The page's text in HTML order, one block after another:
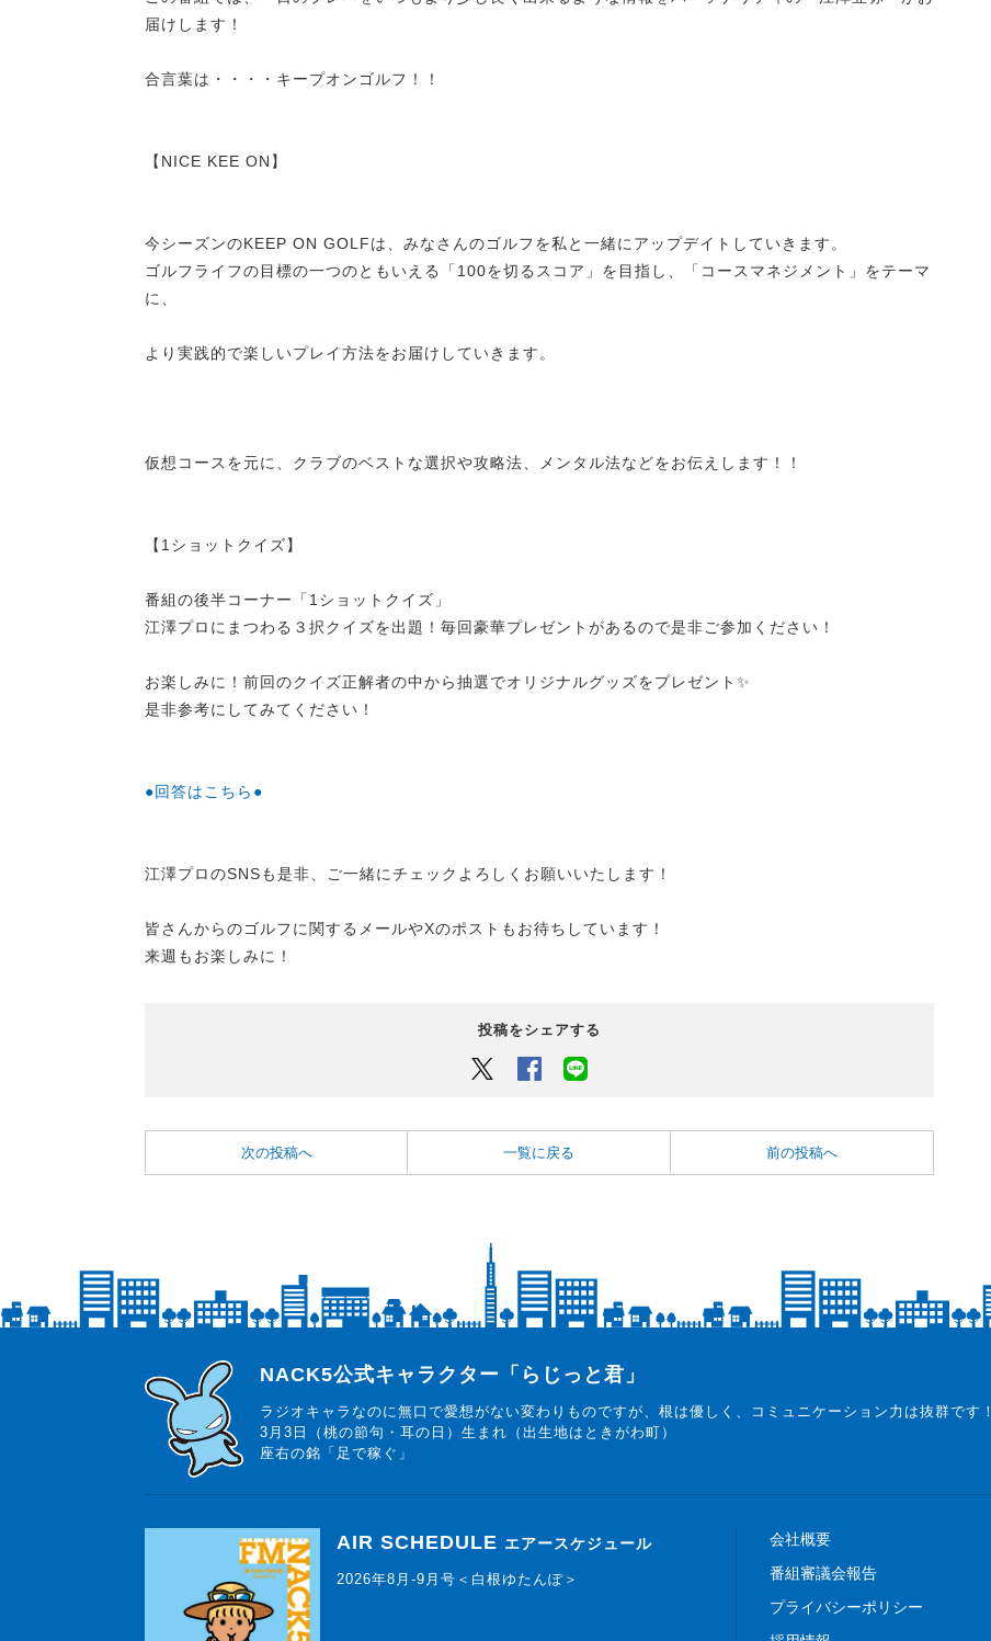
届けします！
合言葉は・・・・キープオンゴルフ！！
【NICE KEE ON】
今シーズンのKEEP ON GOLFは、みなさんのゴルフを私と一緒にアップデイトしていきます。
ゴルフライフの目標の一つのともいえる「100を切るスコア」を目指し、「コースマネジメント」をテーマ
に、
より実践的で楽しいプレイ方法をお届けしていきます。
仮想コースを元に、クラブのベストな選択や攻略法、メンタル法などをお伝えします！！
【1ショットクイズ】
番組の後半コーナー「1ショットクイズ」
江澤プロにまつわる３択クイズを出題！毎回豪華プレゼントがあるので是非ご参加ください！
お楽しみに！前回のクイズ正解者の中から抽選でオリジナルグッズをプレゼント✨
是非参考にしてみてください！
●回答はこちら●
江澤プロのSNSも是非、ご一緒にチェックよろしくお願いいたします！
皆さんからのゴルフに関するメールやXのポストもお待ちしています！
来週もお楽しみに！
投稿をシェアする
Twitter Facebook
次の投稿へ 一覧に戻る 前の投稿へ
らじっと君
NACK5公式キャラクター「らじっと君」
ラジオキャラなのに無口で愛想がない変わりものですが、根は優しく、コミュニケーション力は抜群です！
3月3日（桃の節句・耳の日）生まれ（出生地はときがわ町）
座右の銘「足で稼ぐ」
AIR SCHEDULE エアースケジュール
2026年8月-9月号＜白根ゆたんぽ＞
会社概要
番組審議会報告
プライバシーポリシー